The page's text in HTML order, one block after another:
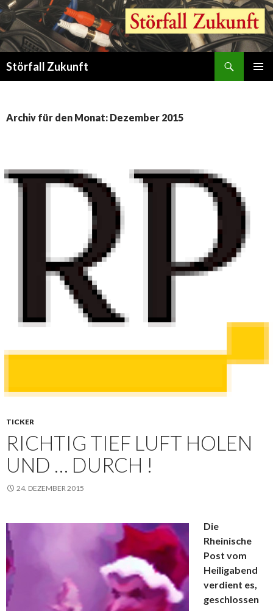
Störfall Zukunft
Archiv für den Monat: Dezember 2015
TICKER
RICHTIG TIEF LUFT HOLEN
UND … DURCH !
24. DEZEMBER 2015
Die
Rheinische
Post vom
Heiligabend
verdient es,
geschlossen